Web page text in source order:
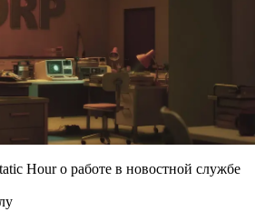
Hour о работе в новостной службе